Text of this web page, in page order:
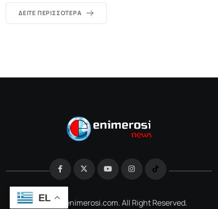
ΔΕΊΤΕ ΠΕΡΙΣΣΌΤΕΡΑ
@2026 e-enimerosi.com. All Right Reserved.
EL